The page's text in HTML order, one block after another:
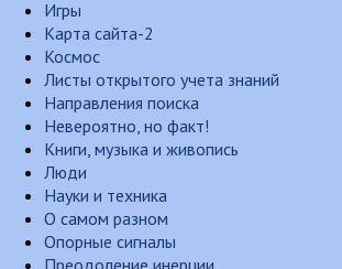
Игры
Карта сайта-2
Космос
Листы открытого учета знаний
Направления поиска
Невероятно, но факт!
Книги, музыка и живопись
Люди
Науки и техника
О самом разном
Опорные сигналы
Преодоление инерции